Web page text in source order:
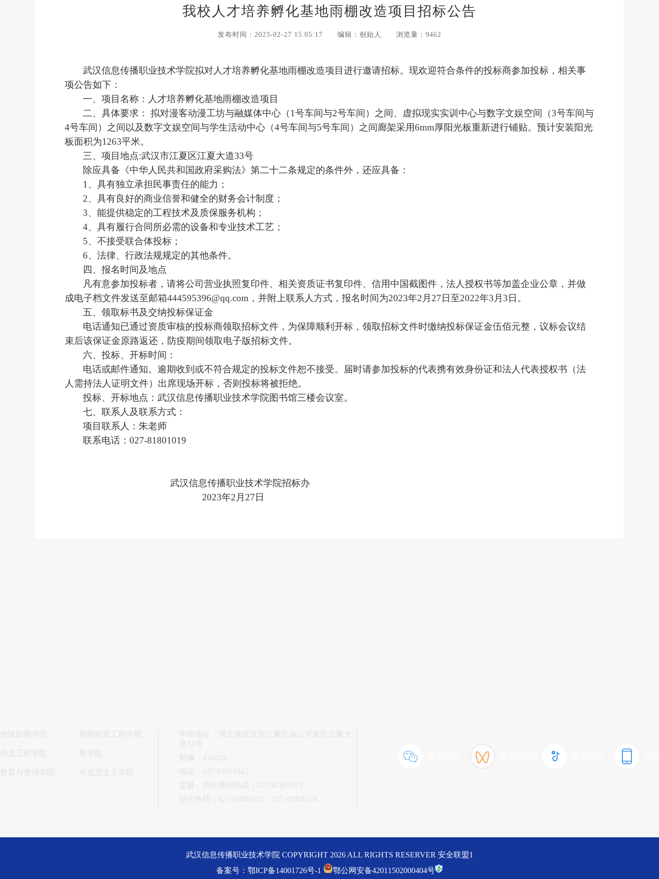
我校人才培养孵化基地雨棚改造项目招标公告
发布时间：2023-02-27 15:05:17 编辑：创始人 浏览量：9462
武汉信息传播职业技术学院拟对人才培养孵化基地雨棚改造项目进行邀请招标。现欢迎符合条件的投标商参加投标，相关事
项公告如下：
一、项目名称：人才培养孵化基地雨棚改造项目
二、具体要求：
拟对漫客动漫工坊与融媒体中心（1号车间与2号车间）之间、虚拟现实实训中心与数字文娱空间（3号车间与
4号车间）之间以及数字文娱空间与学生活动中心（4号车间与5号车间）之间廊架采用6mm厚阳光板重新进行铺贴。预计安装阳光
板面积为1263平米。
三、项目地点:武汉市江夏区江夏大道33号
除应具备《中华人民共和国政府采购法》第二十二条规定的条件外，还应具备：
1、具有独立承担民事责任的能力；
2、具有良好的商业信誉和健全的财务会计制度；
3、能提供稳定的工程技术及质保服务机构；
4、具有履行合同所必需的设备和专业技术工艺；
5、不接受联合体投标；
6、法律、行政法规规定的其他条件。
四、报名时间及地点
凡有意参加投标者，请将公司营业执照复印件、相关资质证书复印件、信用中国截图件，法人授权书等加盖企业公章，并做
成电子档文件发送至邮箱444595396@qq.com，并附上联系人方式，报名时间为2023年2 月 27 日至2022年3 月 3 日。
五、领取标书及交纳投标保证金
电话通知已通过资质审核的投标商领取招标文件，为保障顺利开标，领取招标文件时缴纳投标保证金伍佰元整，议标会议结
束后该保证金原路返还，防疫期间领取电子版招标文件。
六、投标、开标时间：
电话或邮件通知。逾期收到或不符合规定的投标文件恕不接受。届时请参加投标的代表携有效身份证和法人代表授权书（法
人需持法人证明文件）出席现场开标，否则投标将被拒绝。
投标、开标地点：武汉信息传播职业技术学院图书馆三楼会议室。
七、联系人及联系方式：
项目联系人：朱老师
联系电话： 027-81801019
武汉信息传播职业技术学院招标办
2023年2 月 27 日
传媒影视学院 智能制造工程学院
信息工程学院 商学院
教育与管理学院 马克思主义学院
学校地址：湖北省武汉市江夏区庙山开发区江夏大
道33号
邮编：430223
电话：027-81801042
监督、信访接访电话：027-81801071
招生热线：027-81801023、027-81801024
武汉信息传播职业技术学院 COPYRIGHT 2026 ALL RIGHTS RESERVER 安全联盟1
备案号：鄂ICP备14001726号-1
鄂公网安备42011502000404号